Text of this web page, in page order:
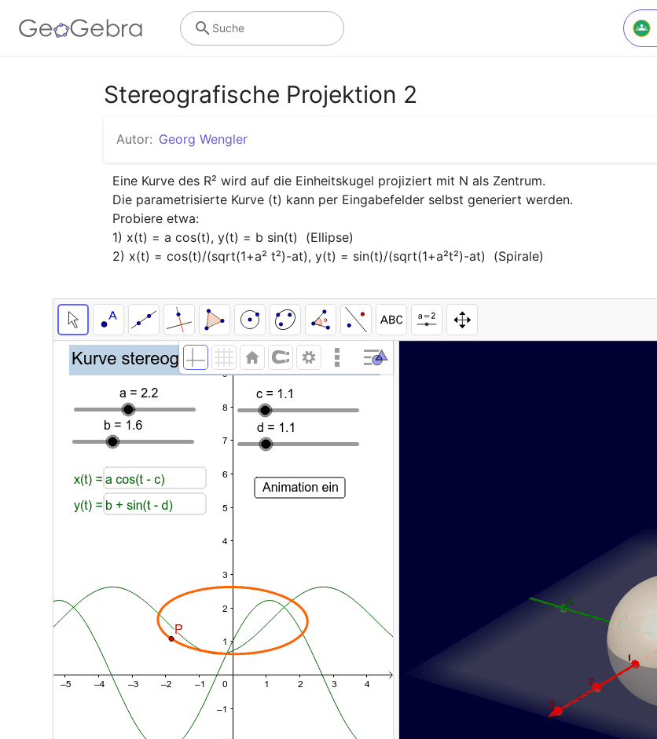
Suche
Stereografische Projektion 2
Autor: Georg Wengler
Eine Kurve des R² wird auf die Einheitskugel projiziert mit N als Zentrum.
Die parametrisierte Kurve (t) kann per Eingabefelder selbst generiert werden.
Probiere etwa:
1) x(t) = a cos(t), y(t) = b sin(t)  (Ellipse)
2) x(t) = cos(t)/(sqrt(1+a² t²)-at), y(t) = sin(t)/(sqrt(1+a²t²)-at)  (Spirale)